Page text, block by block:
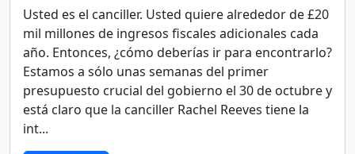
Usted es el canciller. Usted quiere alrededor de £20
mil millones de ingresos fiscales adicionales cada
año. Entonces, ¿cómo deberías ir para encontrarlo?
Estamos a sólo unas semanas del primer
presupuesto crucial del gobierno el 30 de octubre y
está claro que la canciller Rachel Reeves tiene la
int...